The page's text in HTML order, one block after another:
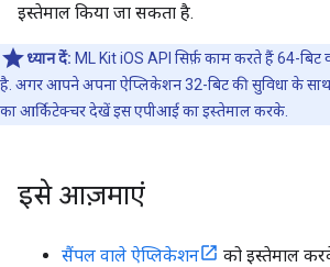
इस्तेमाल किया जा सकता है.
ध्यान दें: ML Kit iOS API सिर्फ़ काम करते हैं 64-बिट
है. अगर आपने अपना ऐप्लिकेशन 32-बिट की सुविधा के साथ
का आर्किटेक्चर देखें इस एपीआई का इस्तेमाल करके.
इसे आज़माएं
सैंपल वाले ऐप्लिकेशन
को इस्तेमाल